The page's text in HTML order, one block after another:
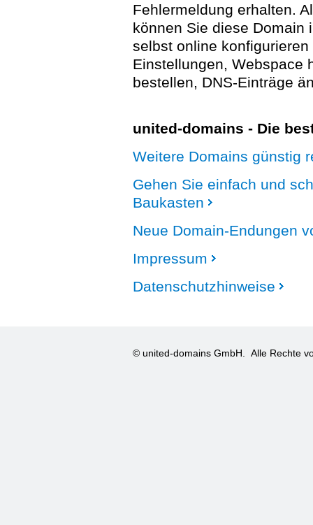
Fehlermeldung erhalten.
können Sie diese Domain
selbst online
Einstellungen, Webspace
bestellen, DNS-Einträge
united-domains - Die
Weitere Domains günstig
Gehen Sie einfach und
Baukasten
Neue Domain-Endungen
Impressum
Datenschutzhinweise
© united-domains GmbH. Alle Rechte